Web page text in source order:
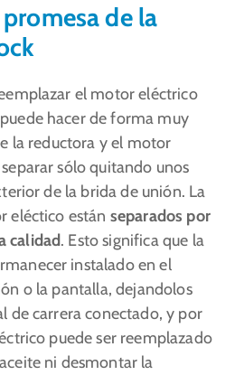
de la
el motor eléctrico
hacer de forma muy
la reductora y el motor
sólo quitando unos
de la brida de unión. La
eléctico están separados por
calidad. Esto significa que la
instalado en el
o la pantalla, dejandolos
de carrera conectado, y por
puede ser reemplazado
ni desmontar la